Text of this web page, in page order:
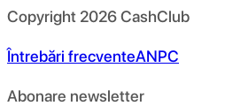
Copyright 2026CashClub
Întrebări frecventeANPC
Abonare newsletter